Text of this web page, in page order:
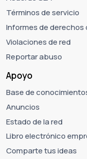
Términos de servicio
Informes de derechos
Violaciones de red
Reportar abuso
Apoyo
Base de
Anuncios
Estado de la red
Libro electrónico
Comparte tus ideas